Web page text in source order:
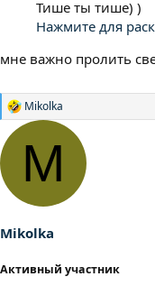
Тише ты тише) )
Нажмите для
мне важно пролить
Р
а
и
и
Mikolka
M
Mikolka
Активный участник